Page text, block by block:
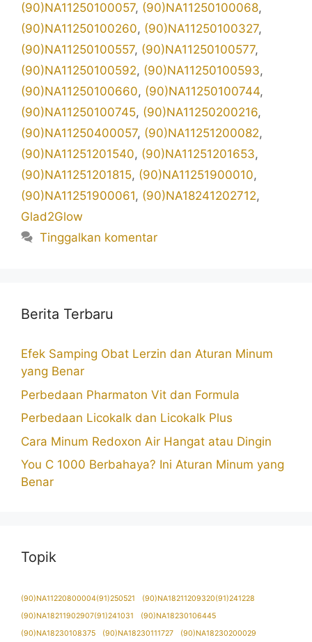
(90)NA11250100057, (90)NA11250100068,
(90)NA11250100260, (90)NA11250100327,
(90)NA11250100557, (90)NA11250100577,
(90)NA11250100592, (90)NA11250100593,
(90)NA11250100660, (90)NA11250100744,
(90)NA11250100745, (90)NA11250200216,
(90)NA11250400057, (90)NA11251200082,
(90)NA11251201540, (90)NA11251201653,
(90)NA11251201815, (90)NA11251900010,
(90)NA11251900061, (90)NA18241202712,
Glad2Glow
Tinggalkan komentar
Berita Terbaru
Efek Samping Obat Lerzin dan Aturan Minum
yang Benar
Perbedaan Pharmaton Vit dan Formula
Perbedaan Licokalk dan Licokalk Plus
Cara Minum Redoxon Air Hangat atau Dingin
You C 1000 Berbahaya? Ini Aturan Minum yang
Benar
Topik
(90)NA11220800004(91)250521
(90)NA18211209320(91)241228
(90)NA18211902907(91)241031
(90)NA18230106445
(90)NA18230108375
(90)NA18230111727 (90)NA18230200029